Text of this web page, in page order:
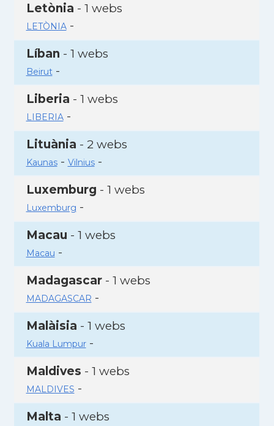
Letònia - 1 webs
LETÒNIA-
Líban - 1 webs
Beirut-
Liberia - 1 webs
LIBERIA-
Lituània - 2 webs
Kaunas- Vilnius-
Luxemburg - 1 webs
Luxemburg -
Macau - 1 webs
Macau -
Madagascar- 1 webs
MADAGASCAR -
Malàisia - 1 webs
Kuala Lumpur-
Maldives - 1 webs
MALDIVES -
Malta - 1 webs